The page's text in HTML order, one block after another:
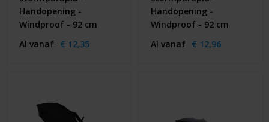
Handopening -
Windproof - 92 cm
Al vanaf € 12,35
Handopening -
Windproof - 92 cm
Al vanaf € 12,96